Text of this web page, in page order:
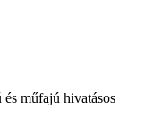
műfajú hivatásos